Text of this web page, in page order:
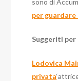
sono di
per
Suggeriti per
Lodovica
privata